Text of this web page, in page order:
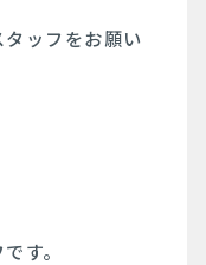
ッフをお願い
す。